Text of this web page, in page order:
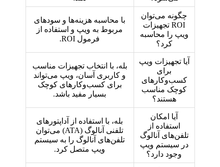
چگونه می‌توان
ROI تجهیزات
ویپ را محاسبه
کرد؟
با محاسبه هزینه‌ها و سودهای
مربوط به ویپ و استفاده از
فرمول ROI.
آیا تجهیزات ویپ
برای
کسب‌وکارهای
کوچک مناسب
هستند؟
بله، با انتخاب تجهیزات مناسب
و کاربری آسان، ویپ می‌تواند
برای کسب‌وکارهای کوچک
بسیار مفید باشد.
آیا امکان
استفاده از
تلفن‌های آنالوگ
در سیستم ویپ
وجود دارد؟
بله، با استفاده از آداپتورهای
تلفنی آنالوگ (ATA) می‌توان
تلفن‌های آنالوگ را به سیستم
ویپ متصل کرد.